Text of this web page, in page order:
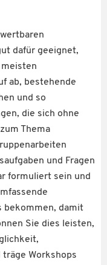
dafür geeignet,
ab, bestehende
und so
die sich ohne
Thema
und Fragen
formuliert sein und
bekommen, damit
Sie dies leisten,
träge Workshops